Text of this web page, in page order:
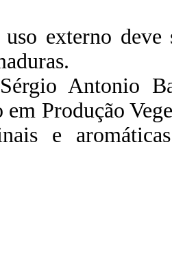
externo deve
Antonio
em Produção
e